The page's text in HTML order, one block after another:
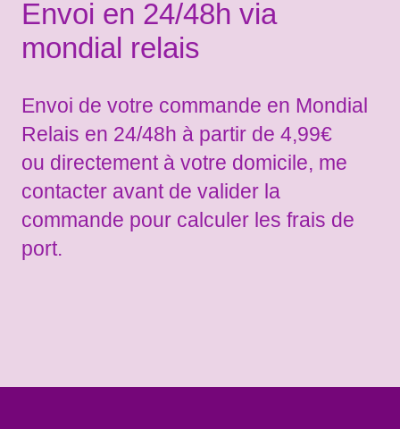
Envoi en 24/48h via
mondial relais
Envoi de votre commande en Mondial
Relais en 24/48h à partir de 4,99€
ou directement à votre domicile, me
contacter avant de valider la
commande pour calculer les frais de
port.